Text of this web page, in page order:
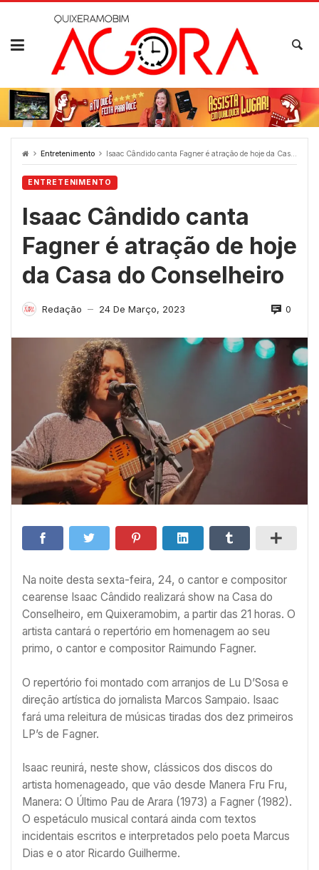
Skip
Entretenimento Isaac Cândido canta Fagner é atração de hoje da Casa do Conselheiro
ENTRETENIMENTO
Isaac Cândido canta
Fagner é atração de hoje
da Casa do Conselheiro
Redação — 24 De Março, 2023 0
Na noite desta sexta-feira, 24, o cantor e compositor
cearense Isaac Cândido realizará show na Casa do
Conselheiro, em Quixeramobim, a partir das 21 horas. O
artista cantará o repertório em homenagem ao seu
primo, o cantor e compositor Raimundo Fagner.
O repertório foi montado com arranjos de Lu D’Sosa e
direção artística do jornalista Marcos Sampaio. Isaac
fará uma releitura de músicas tiradas dos dez primeiros
LP’s de Fagner.
Isaac reunirá, neste show, clássicos dos discos do
artista homenageado, que vão desde Manera Fru Fru,
Manera: O Último Pau de Arara (1973) a Fagner (1982).
O espetáculo musical contará ainda com textos
incidentais escritos e interpretados pelo poeta Marcus
Dias e o ator Ricardo Guilherme.